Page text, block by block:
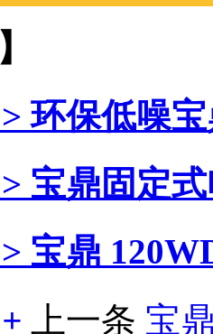
>环保低噪
宝鼎固定
宝鼎
上一条 宝